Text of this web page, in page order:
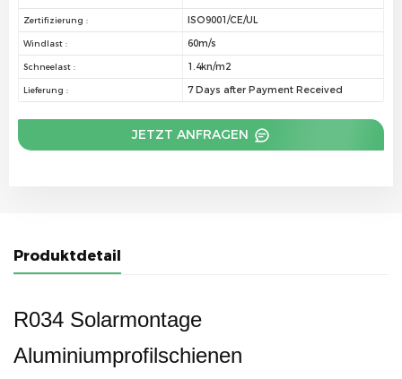
Zertifizierung : ISO9001/CE/UL
Windlast : 60m/s
Schneelast : 1.4kn/m2
Lieferung : 7 Days after Payment Received
JETZT ANFRAGEN
Produktdetail
R034 Solarmontage
Aluminiumprofilschienen